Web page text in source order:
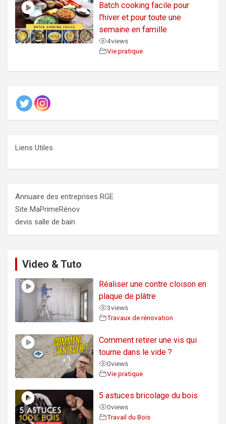
Batch cooking facile pour
l’hiver et pour toute une
semaine en famille
4views
Vie pratique
Liens Utiles
Annuaire des entreprises RGE
Site MaPrimeRénov
devis salle de bain
Video & Tuto
Réaliser une contre cloison en
plaque de plâtre
3views
Travaux de rénovation
Comment retirer une vis qui
tourne dans le vide ?
0views
Vie pratique
5 astuces bricolage du bois
0views
Travail du Bois